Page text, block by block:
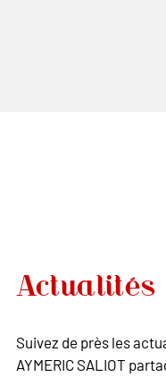
Actualités
Suivez de près les
AYMERIC SALIOT